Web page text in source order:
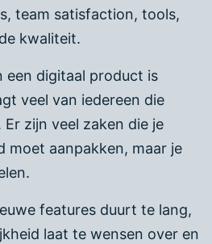
team satisfaction, tools,
kwaliteit.
een digitaal product is
veel van iedereen die
zijn veel zaken die je
moet aanpakken, maar je
features duurt te lang,
laat te wensen over en